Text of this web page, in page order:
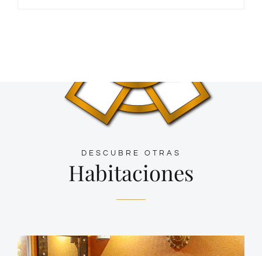
DESCUBRE OTRAS
Habitaciones